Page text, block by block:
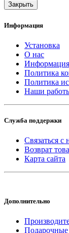
Закрыть
Информация
Установка
О нас
Информация
Политика
Политика
Наши
Служба поддержки
Связаться с
Возврат
Карта сайта
Дополнительно